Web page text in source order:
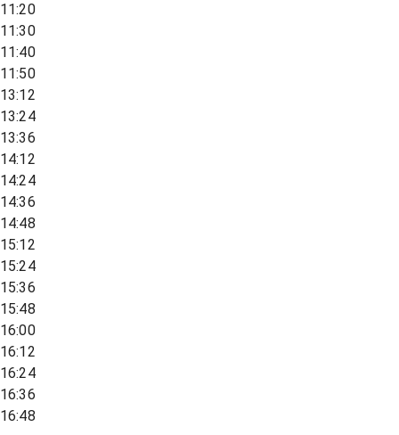
11:20
11:30
11:40
11:50
13:12
13:24
13:36
14:12
14:24
14:36
14:48
15:12
15:24
15:36
15:48
16:00
16:12
16:24
16:36
16:48